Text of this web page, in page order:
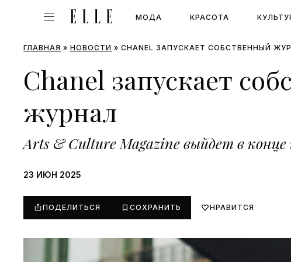
МОДА КРАСОТА
ГЛАВНАЯ » НОВОСТИ » CHANEL ЗАПУСКАЕТ СОБСТВЕННЫЙ
Chanel запускает
журнал
Arts & Culture Magazine выйдет в
23 ИЮН 2025
ПОДЕЛИТЬСЯ СОХРАНИТЬ НРАВИТСЯ